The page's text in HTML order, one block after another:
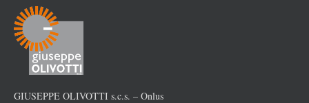
GIUSEPPE OLIVOTTI s.c.s. – Onlus